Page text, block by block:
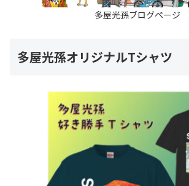
多屋光孫ブログページ
多屋光孫オリジナルTシャツ